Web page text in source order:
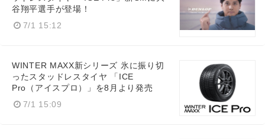
谷翔平選手が登場！
7/1 15:12
WINTER MAXX新シリーズ 氷に振り切
ったスタッドレスタイヤ 「ICE
Pro（アイスプロ）」を8月より発売
7/1 15:09